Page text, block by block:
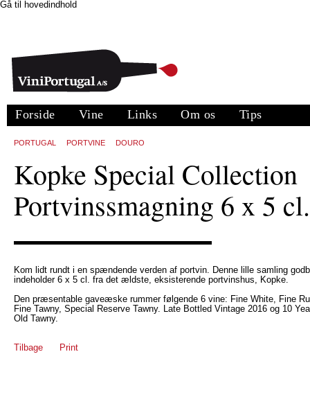
Gå til hovedindhold
Forside Vine Links Om os Tips
PORTUGAL PORTVINE DOURO
Kopke Special Collection
Portvinssmagning 6 x 5 cl.
Kom lidt rundt i en spændende verden af portvin. Denne lille samling
indeholder 6 x 5 cl. fra det ældste, eksisterende portvinshus, Kopke.
Den præsentable gaveæske rummer følgende 6 vine: Fine White, Fine
Fine Tawny, Special Reserve Tawny. Late Bottled Vintage 2016 og 10
Old Tawny.
Tilbage Print